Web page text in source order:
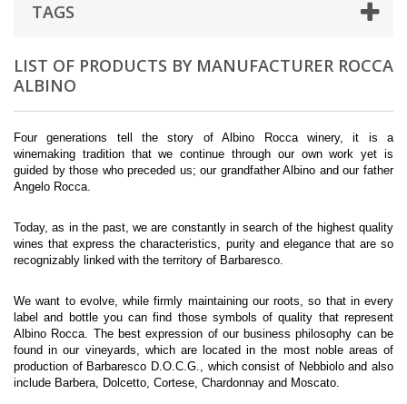
TAGS
LIST OF PRODUCTS BY MANUFACTURER ROCCA
ALBINO
Four generations tell the story of Albino Rocca winery, it is a
winemaking tradition that we continue through our own work yet is
guided by those who preceded us; our grandfather Albino and our father
Angelo Rocca.
Today, as in the past, we are constantly in search of the highest quality
wines that express the characteristics, purity and elegance that are so
recognizably linked with the territory of Barbaresco.
We want to evolve, while firmly maintaining our roots, so that in every
label and bottle you can find those symbols of quality that represent
Albino Rocca. The best expression of our business philosophy can be
found in our vineyards, which are located in the most noble areas of
production of Barbaresco D.O.C.G., which consist of Nebbiolo and also
include Barbera, Dolcetto, Cortese, Chardonnay and Moscato.